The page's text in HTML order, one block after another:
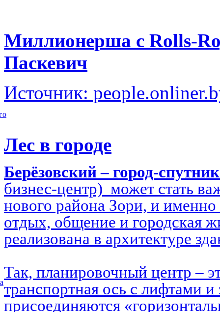
Миллионерша с Rolls-
Паскевич
Источник:
Лес в городе
Берёзовский – город-
бизнес-центр) может стать
нового района Зори, и именно
отдых, общение и городская
реализована в архитектуре
Так, планировочный центр –
транспортная ось с лифтами и
присоединяются